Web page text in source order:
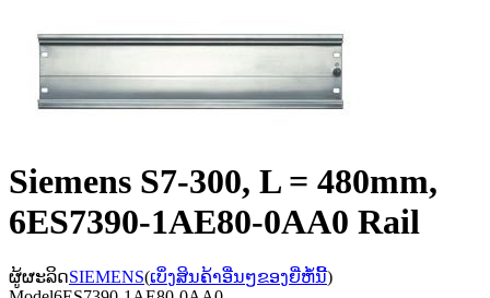
Siemens S7-300, L = 480mm,
6ES7390-1AE80-0AA0 Rail
ຜູ້ຜະລິດSIEMENS(ເບິ່ງສິນຄ້າອື່ນໆຂອງຍີ່ຫໍ້ນີ້)